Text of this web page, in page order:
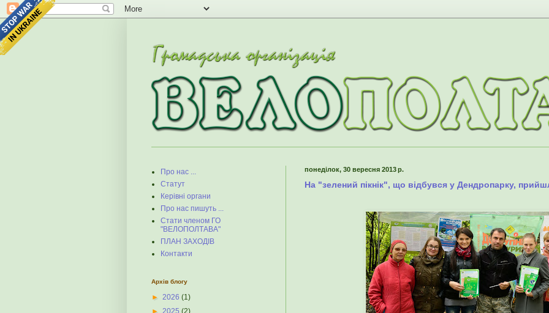
понеділок, 30 вересня 2013 р.
На "зелений пікнік", що відбувся у Дендропарку,
Про нас ...
Статут
Керівні органи
Про нас пишуть ...
Стати членом ГО
"ВЕЛОПОЛТАВА"
ПЛАН ЗАХОДІВ
Контакти
Архів блогу
► 2026 (1)
► 2025 (2)